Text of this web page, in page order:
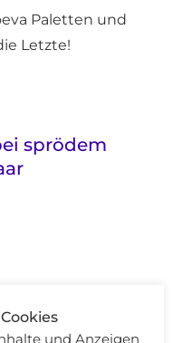
Paletten und
Letzte!
sprödem
und Anzeigen